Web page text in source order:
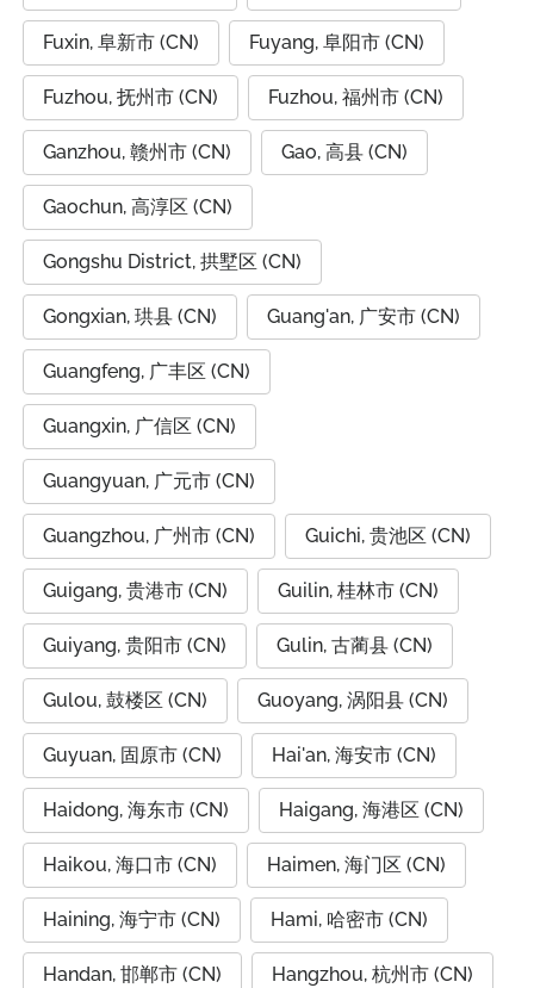
Fuxin, 阜新市 (CN) Fuyang, 阜阳市 (CN)
Fuzhou, 抚州市 (CN) Fuzhou, 福州市 (CN)
Ganzhou, 赣州市 (CN) Gao, 高县 (CN)
Gaochun, 高淳区 (CN)
Gongshu District, 拱墅区 (CN)
Gongxian, 珙县 (CN) Guang'an, 广安市 (CN)
Guangfeng, 广丰区 (CN)
Guangxin, 广信区 (CN)
Guangyuan, 广元市 (CN)
Guangzhou, 广州市 (CN) Guichi, 贵池区 (CN)
Guigang, 贵港市 (CN) Guilin, 桂林市 (CN)
Guiyang, 贵阳市 (CN) Gulin, 古蔺县 (CN)
Gulou, 鼓楼区 (CN) Guoyang, 涡阳县 (CN)
Guyuan, 固原市 (CN) Hai'an, 海安市 (CN)
Haidong, 海东市 (CN) Haigang, 海港区 (CN)
Haikou, 海口市 (CN) Haimen, 海门区 (CN)
Haining, 海宁市 (CN) Hami, 哈密市 (CN)
Handan, 邯郸市 (CN) Hangzhou, 杭州市 (CN)